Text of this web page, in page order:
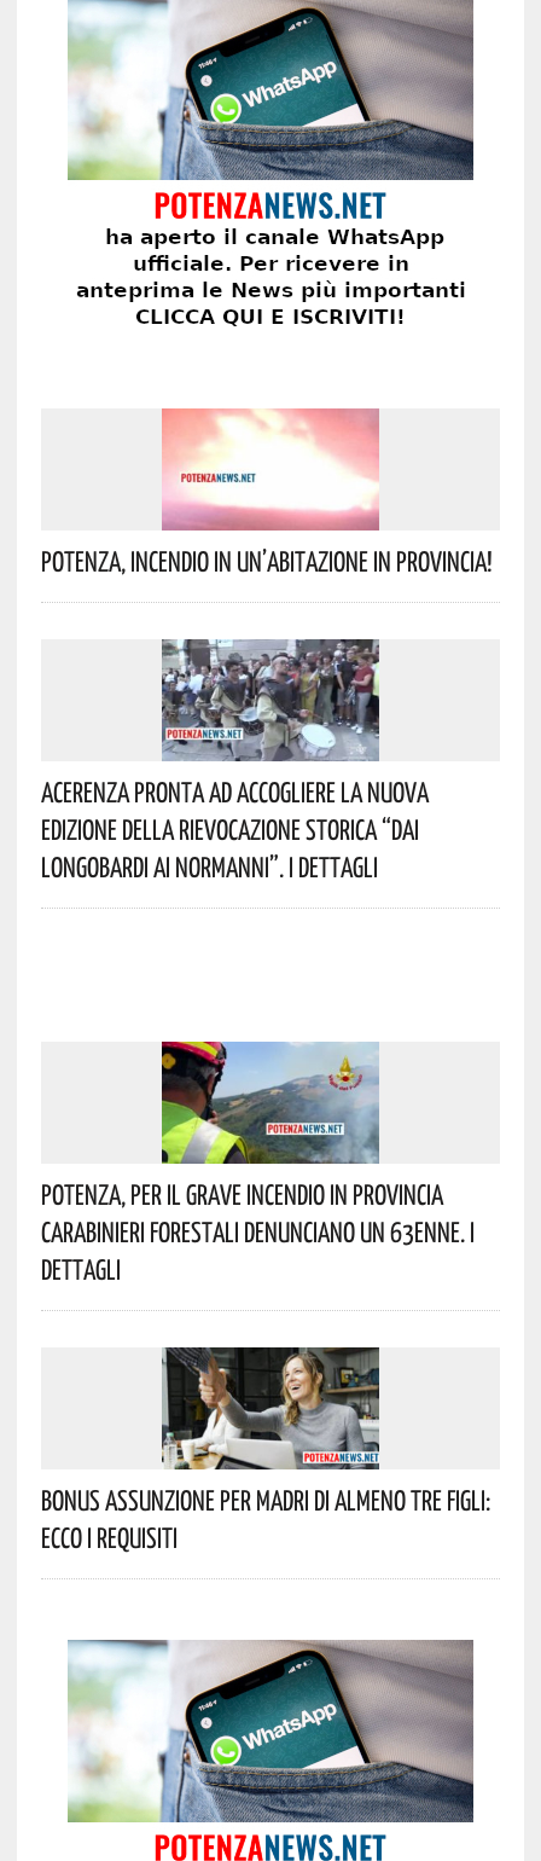
Potenza, Incendio In Un’abitazione In Provincia!
Acerenza Pronta Ad Accogliere La Nuova
Edizione Della Rievocazione Storica “Dai
Longobardi Ai Normanni”. I Dettagli
Potenza, Per Il Grave Incendio In Provincia
Carabinieri Forestali Denunciano Un 63enne. I
Dettagli
Bonus Assunzione Per Madri Di Almeno Tre Figli:
Ecco I Requisiti